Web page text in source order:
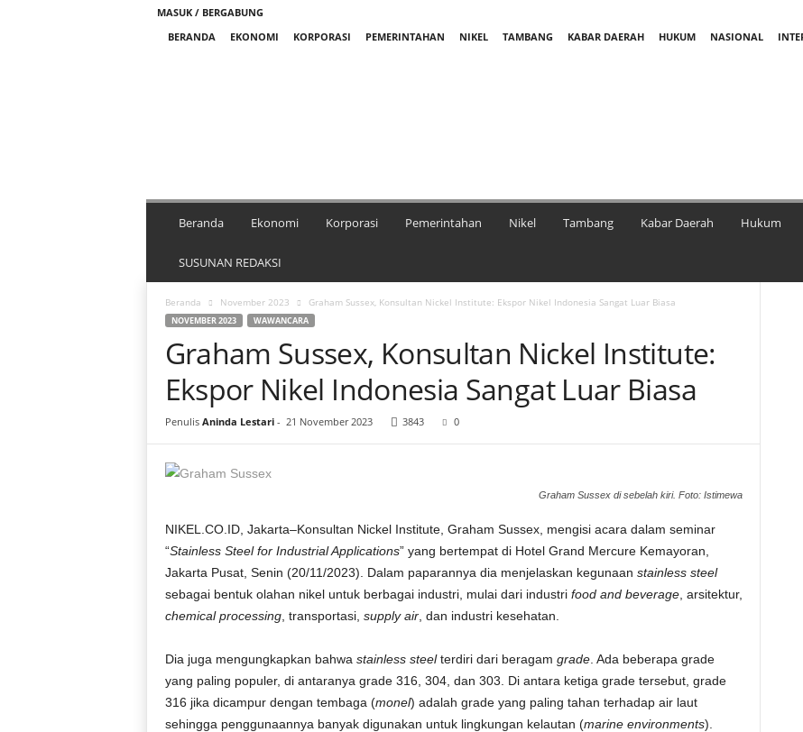
MASUK / BERGABUNG
BERANDA
EKONOMI KORPORASI PEMERINTAHAN NIKEL TAMBANG KABAR DAERAH HUKUM NASIONAL
i
Beranda Ekonomi Korporasi Pemerintahan Nikel Tambang Kabar Daerah Hukum
SUSUNAN REDAKSI
Beranda November 2023 Graham Sussex, Konsultan Nickel Institute: Ekspor Nikel Indonesia Sangat Luar Biasa
NOVEMBER 2023 WAWANCARA
Graham Sussex, Konsultan Nickel Institute:
Ekspor Nikel Indonesia Sangat Luar Biasa
Penulis Aninda Lestari- 21 November 2023 3843 0
Graham Sussex di sebelah kiri. Foto: Istimewa
NIKEL.CO.ID, Jakarta–Konsultan Nickel Institute, Graham Sussex, mengisi acara dalam seminar
“Stainless Steel for Industrial Applications” yang bertempat di Hotel Grand Mercure Kemayoran,
Jakarta Pusat, Senin (20/11/2023). Dalam paparannya dia menjelaskan kegunaan stainless steel
sebagai bentuk olahan nikel untuk berbagai industri, mulai dari industri food and beverage, arsitektur,
chemical processing, transportasi, supply air, dan industri kesehatan.
Dia juga mengungkapkan bahwa stainless steelterdiri dari beragam grade. Ada beberapa grade
yang paling populer, di antaranya grade 316, 304, dan 303. Di antara ketiga grade tersebut, grade
316 jika dicampur dengan tembaga (monel) adalah grade yang paling tahan terhadap air laut
sehingga penggunaannya banyak digunakan untuk lingkungan kelautan (marine environments).